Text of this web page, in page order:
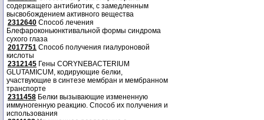
содержащего антибиотик, с замедленным
высвобождением активного вещества
2312640 Способ лечения
Блефароконьюнктивальной формы синдрома
сухого глаза
2017751 Способ получения гиалуроновой
кислоты
2312145 Гены CORYNEBACTERIUM
GLUTAMICUM, кодирующие белки,
участвующие в синтезе мембран и мембранном
транспорте
2311458 Белки вызывающие измененную
иммуногенную реакцию. Способ их получения и
использования